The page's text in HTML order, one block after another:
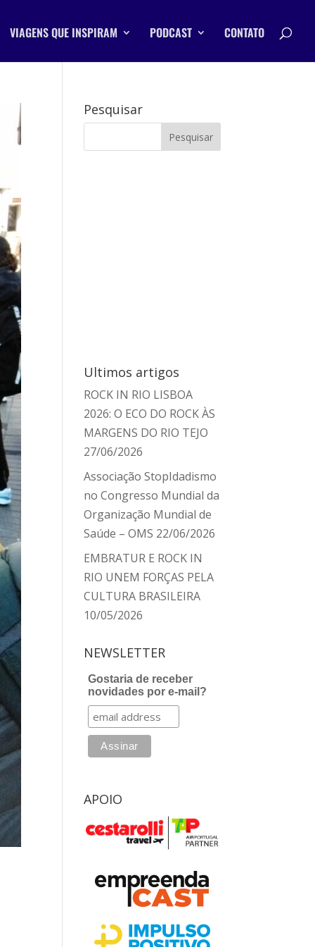
VIAGENS QUE INSPIRAM PODCAST CONTATO
Pesquisar
Ultimos artigos
ROCK IN RIO LISBOA
2026: O ECO DO ROCK ÀS
MARGENS DO RIO TEJO
27/06/2026
Associação StopIdadismo
no Congresso Mundial da
Organização Mundial de
Saúde – OMS 22/06/2026
EMBRATUR E ROCK IN
RIO UNEM FORÇAS PELA
CULTURA BRASILEIRA
10/05/2026
NEWSLETTER
Gostaria de receber
novidades por e-mail?
APOIO